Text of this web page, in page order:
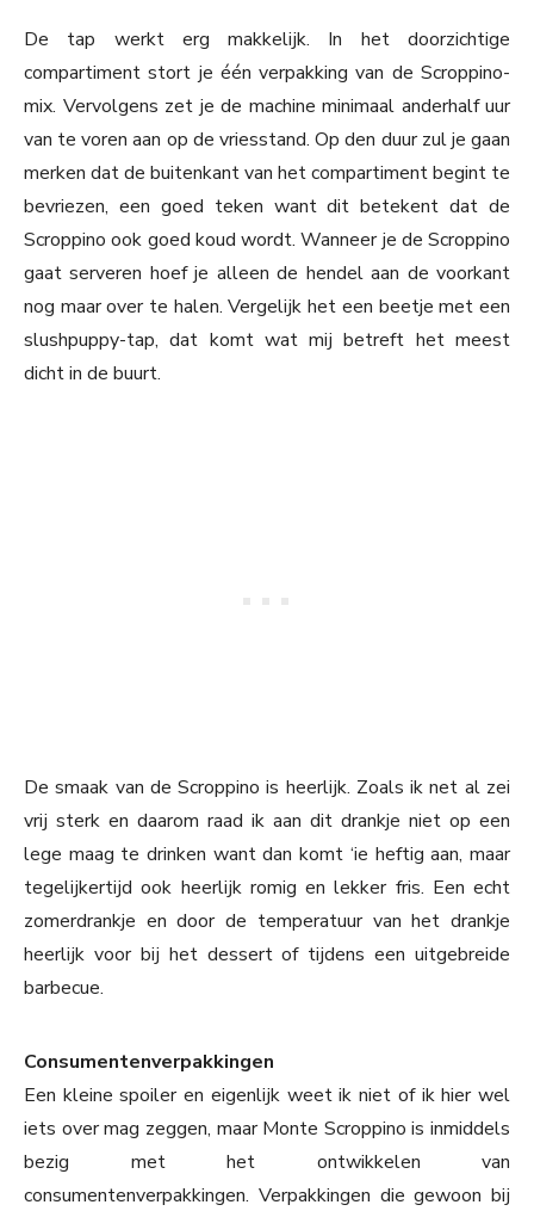
De tap werkt erg makkelijk. In het doorzichtige
compartiment stort je één verpakking van de Scroppino-
mix. Vervolgens zet je de machine minimaal anderhalf uur
van te voren aan op de vriesstand. Op den duur zul je gaan
merken dat de buitenkant van het compartiment begint te
bevriezen, een goed teken want dit betekent dat de
Scroppino ook goed koud wordt. Wanneer je de Scroppino
gaat serveren hoef je alleen de hendel aan de voorkant
nog maar over te halen. Vergelijk het een beetje met een
slushpuppy-tap, dat komt wat mij betreft het meest
dicht in de buurt.
De smaak van de Scroppino is heerlijk. Zoals ik net al zei
vrij sterk en daarom raad ik aan dit drankje niet op een
lege maag te drinken want dan komt ‘ie heftig aan, maar
tegelijkertijd ook heerlijk romig en lekker fris. Een echt
zomerdrankje en door de temperatuur van het drankje
heerlijk voor bij het dessert of tijdens een uitgebreide
barbecue.
Consumentenverpakkingen
Een kleine spoiler en eigenlijk weet ik niet of ik hier wel
iets over mag zeggen, maar Monte Scroppino is inmiddels
bezig met het ontwikkelen van
consumentenverpakkingen. Verpakkingen die gewoon bij